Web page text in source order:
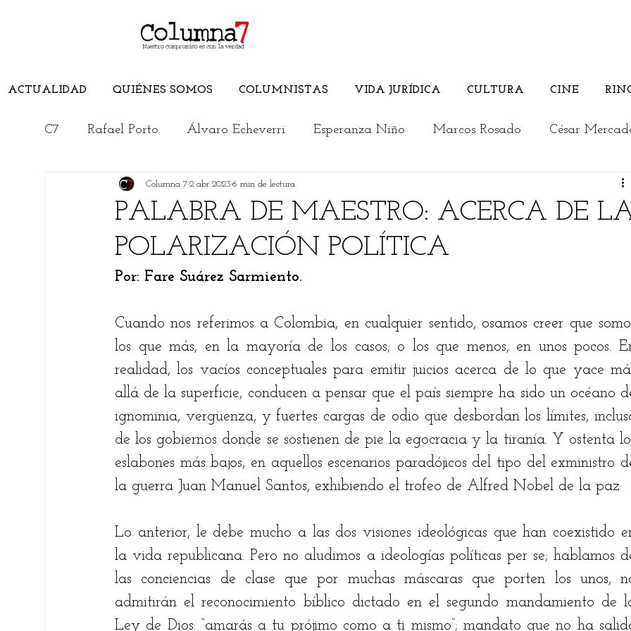
ACTUALIDAD QUIÉNES SOMOS COLUMNISTAS VIDA JURÍDICA CULTURA CINE
C7 Rafael Porto Álvaro Echeverri Esperanza Niño Marcos Rosado César
Edwuin Agudelo Edimer Latorre
Jorge Elías Caro Cristian Morelli Columnistas invitados
Fare Suárez Elsie Betancourt Christian Rodríguez Jairo Fontalvo Ricardo Bolaño
Bernardo Carreño Gómez Ricardo Andrés Manrique Odilón Adán Robles Hugo
Ariel Alberto Quiroga
PALABRA DE MAESTRO: ACERCA DE
POLARIZACIÓN POLÍTICA
Columna 7 2 abr 2023 6 min de lectura
Por: Fare Suárez Sarmiento.
Cuando nos referimos a Colombia, en cualquier sentido, osamos creer que
los que más, en la mayoría de los casos; o los que menos, en unos pocos.
realidad, los vacíos conceptuales para emitir juicios acerca de lo que yace
allá de la superficie, conducen a pensar que el país siempre ha sido un océano
ignominia, vergüenza, y fuertes cargas de odio que desbordan los límites,
de los gobiernos donde se sostienen de pie la egocracia y la tiranía. Y ostenta
eslabones más bajos, en aquellos escenarios paradójicos del tipo del exministro
la guerra Juan Manuel Santos, exhibiendo el trofeo de Alfred Nobel de la paz.
Lo anterior, le debe mucho a las dos visiones ideológicas que han coexistido
la vida republicana. Pero no aludimos a ideologías políticas per se; hablamos
las conciencias de clase que por muchas máscaras que porten los unos,
admitirán el reconocimiento bíblico dictado en el segundo mandamiento de
Ley de Dios: “amarás a tu prójimo como a ti mismo”; mandato que no ha